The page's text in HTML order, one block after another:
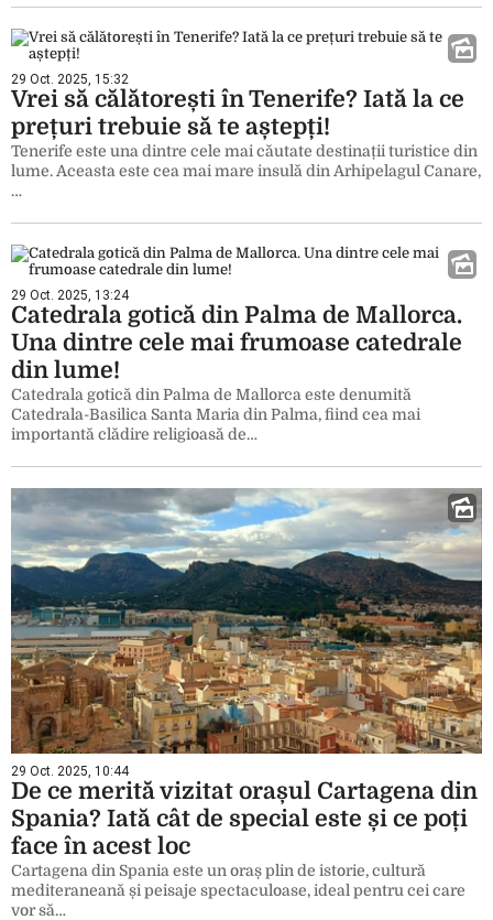
29 Oct. 2025, 15:32
Vrei să călătorești în Tenerife? Iată la ce
prețuri trebuie să te aștepți!
Tenerife este una dintre cele mai căutate destinații turistice din
lume. Aceasta este cea mai mare insulă din Arhipelagul Canare,
…
29 Oct. 2025, 13:24
Catedrala gotică din Palma de Mallorca.
Una dintre cele mai frumoase catedrale
din lume!
Catedrala gotică din Palma de Mallorca este denumită
Catedrala-Basilica Santa Maria din Palma, fiind cea mai
importantă clădire religioasă de…
29 Oct. 2025, 10:44
De ce merită vizitat orașul Cartagena din
Spania? Iată cât de special este și ce poți
face în acest loc
Cartagena din Spania este un oraș plin de istorie, cultură
mediteraneană și peisaje spectaculoase, ideal pentru cei care
vor să…